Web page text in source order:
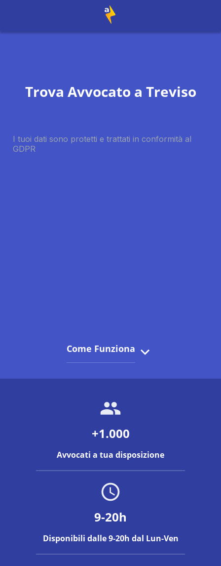
Trova Avvocato a Treviso
Come Funziona
+1.000
Avvocati a tua disposizione
9-20h
Disponibili dalle 9-20h dal Lun-Ven